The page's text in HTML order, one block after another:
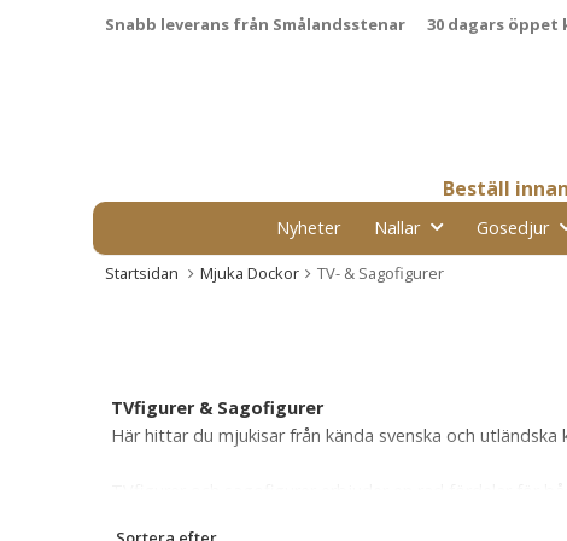
Snabb leverans från Smålandsstenar 30 dagars öppet
Beställ
Nyheter Nallar Gosedjur
Startsidan Mjuka Dockor TV- & Sagofigurer
TVfigurer & Sagofigurer
Här hittar du mjukisar från kända svenska och